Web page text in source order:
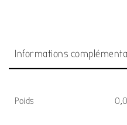
Informations
Poids